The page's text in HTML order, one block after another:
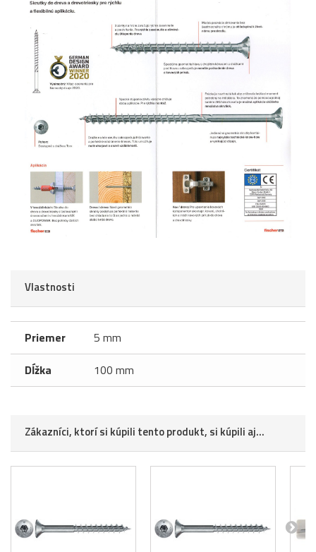
Vlastnosti
Priemer
5 mm
Dĺžka
100 mm
Zákazníci, ktorí si kúpili tento produkt, si kúpili aj...